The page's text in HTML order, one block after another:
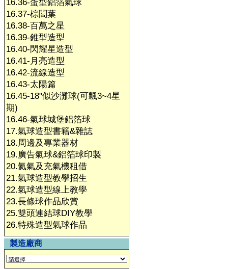
16.36-蛋型鋁箔氣球
16.37-棕閭葉
16.38-百萬之星
16.39-錐型造型
16.40-閃耀星造型
16.41-月亮造型
16.42-流線造型
16.43-太陽篇
16.45-18"似沙灘球(可飄3~4星
期)
16.46-氣球城堡鋁箔球
17.氣球造型書籍&雜誌
18.周邊及專業器材
19.廣告氣球&鋁箔球印製
20.氦氣及充氣機租借
21.氣球造型教學招生
22.氣球造型線上教學
23.長條球作品欣賞
25.雙頭連結球DIY教學
26.特殊造型氣球作品
製造廠商